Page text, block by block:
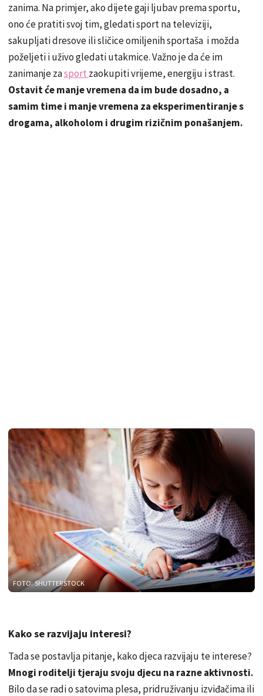
zanima. Na primjer, ako dijete gaji ljubav prema sportu,
ono će pratiti svoj tim, gledati sport na televiziji,
sakupljati dresove ili sličice omiljenih sportaša i možda
poželjeti i uživo gledati utakmice. Važno je da će im
zanimanje zasport zaokupiti vrijeme, energiju i strast.
Ostavit će manje vremena da im bude dosadno, a
samim time i manje vremena za eksperimentiranje s
drogama, alkoholom i drugim rizičnim ponašanjem.
FOTO: SHUTTERSTOCK
Kako se razvijaju interesi?
Tada se postavlja pitanje, kako djeca razvijaju te interese?
Mnogi roditelji tjeraju svoju djecu na razne aktivnosti.
Bilo da se radi o satovima plesa, pridruživanju izviđačima ili